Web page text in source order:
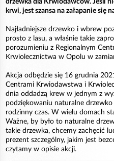
krwi, jest szansa na załapanie się
Najładniejsze drzewko i wbrew
prosto z lasu, a właśnie takie
porozumieniu z Regionalnym
Krwiolecznictwa w Opolu w
Akcja odbędzie się 16 grudnia
Centrami Krwiodawstwa i
dnia oddadzą krew w jednym z
podziękowaniu naturalne
rodzinny czas. W wielu domach
Ważne, by było to naturalne
takie drzewka, chcemy zachęcić
prezent szczególny, jakim jest
czytamy w opisie akcji.